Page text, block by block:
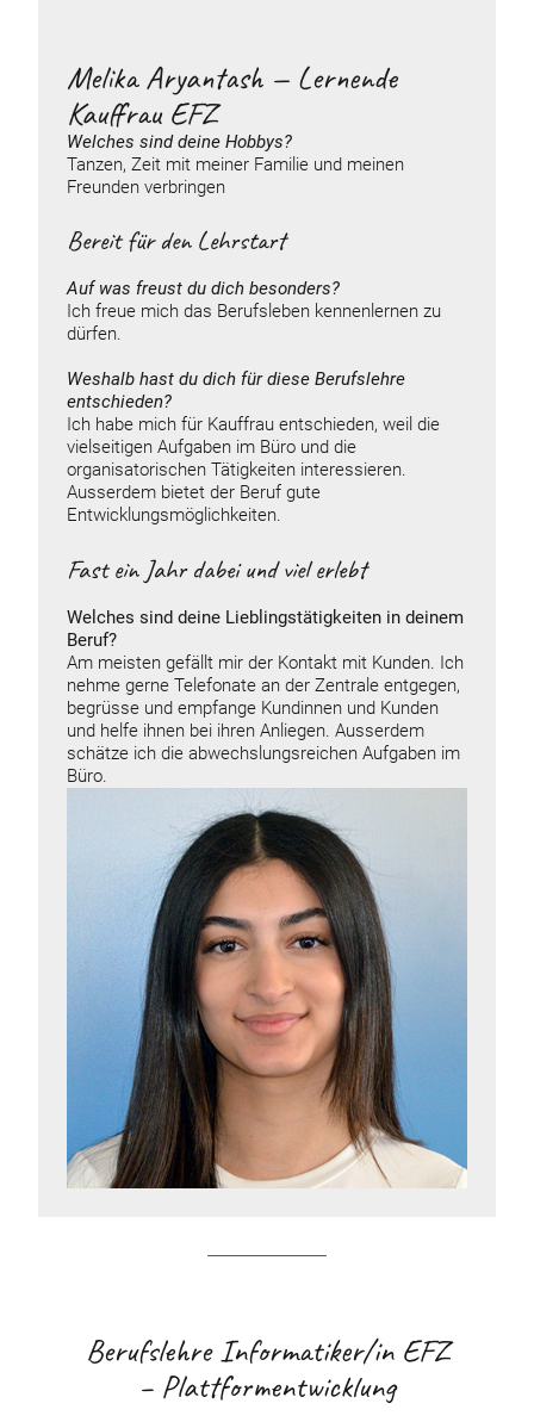
Melika Aryantash — Lernende
Kauffrau EFZ
Welches sind deine Hobbys?
Tanzen, Zeit mit meiner Familie und meinen
Freunden verbringen
Bereit für den Lehrstart
Auf was freust du dich besonders?
Ich freue mich das Berufsleben kennenlernen zu
dürfen.
Weshalb hast du dich für diese Berufslehre
entschieden?
Ich habe mich für Kauffrau entschieden, weil die
vielseitigen Aufgaben im Büro und die
organisatorischen Tätigkeiten interessieren.
Ausserdem bietet der Beruf gute
Entwicklungsmöglichkeiten.
Fast ein Jahr dabei und viel erlebt
Welches sind deine Lieblingstätigkeiten in deinem
Beruf?
Am meisten gefällt mir der Kontakt mit Kunden. Ich
nehme gerne Telefonate an der Zentrale entgegen,
begrüsse und empfange Kundinnen und Kunden
und helfe ihnen bei ihren Anliegen. Ausserdem
schätze ich die abwechslungsreichen Aufgaben im
Büro.
Berufslehre Informatiker/in EFZ
– Plattformentwicklung